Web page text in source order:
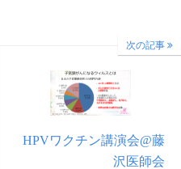
次の記事
HPVワクチン講演会@藤
沢医師会